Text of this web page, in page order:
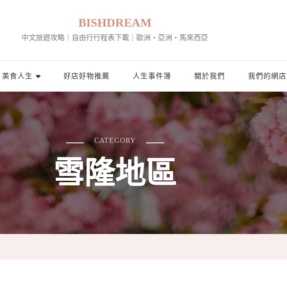
BISHDREAM
中文旅遊攻略｜自由行行程表下載｜歐洲・亞洲・馬來西亞
美食人生 好店好物推薦 人生事件簿 關於我們 我們的網店
CATEGORY
雪隆地區